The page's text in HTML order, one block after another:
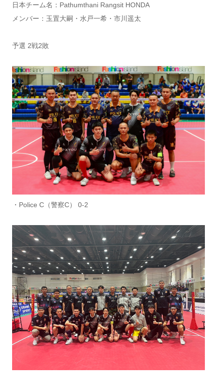
日本チーム名：Pathumthani Rangsit HONDA
メンバー：玉置大嗣・水戸一希・市川遥太
予選 2戦2敗
・Police C（警察C） 0-2